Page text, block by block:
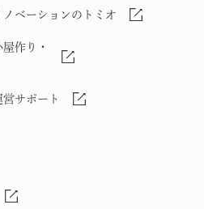
ベーションのトミオ
作り・
サポート